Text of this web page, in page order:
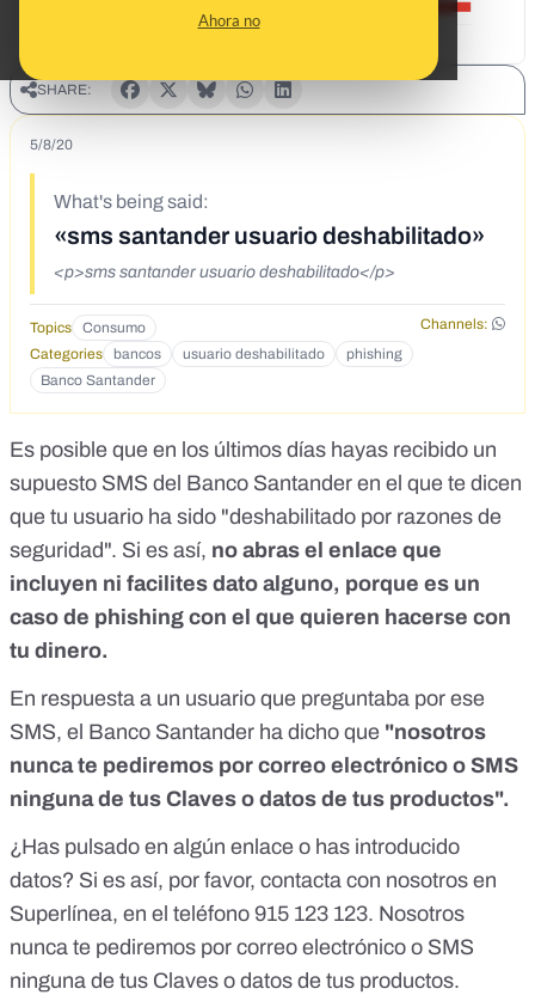
Ahora no
SHARE:
5/8/20
What's being said:
«sms santander usuario deshabilitado»
<p>sms santander usuario deshabilitado</p>
Topics Consumo
Channels:
Categories
bancos usuario deshabilitado
phishing
Banco Santander
Es posible que en los últimos días hayas recibido un
supuesto SMS del Banco Santander en el que te dicen
que tu usuario ha sido "deshabilitado por razones de
seguridad". Si es así, no abras el enlace que
incluyen ni facilites dato alguno, porque es un
caso de phishing con el que quieren hacerse con
tu dinero.
En respuesta a un usuario que preguntaba por ese
SMS, el Banco Santander ha dicho que "nosotros
nunca te pediremos por correo electrónico o SMS
ninguna de tus Claves o datos de tus productos".
¿Has pulsado en algún enlace o has introducido
datos? Si es así, por favor, contacta con nosotros en
Superlínea, en el teléfono 915 123 123. Nosotros
nunca te pediremos por correo electrónico o SMS
ninguna de tus Claves o datos de tus productos.